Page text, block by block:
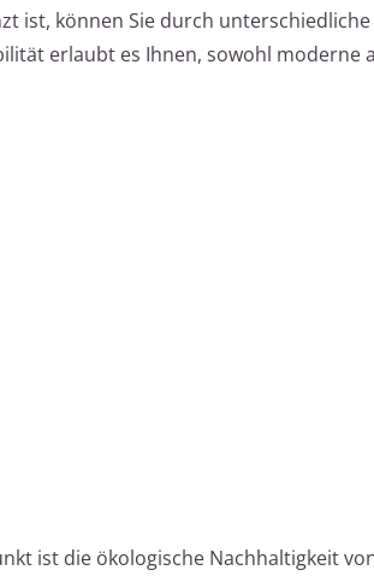
ist, können Sie durch
erlaubt es Ihnen, sowohl moderne
ist die ökologische Nachhaltigkeit